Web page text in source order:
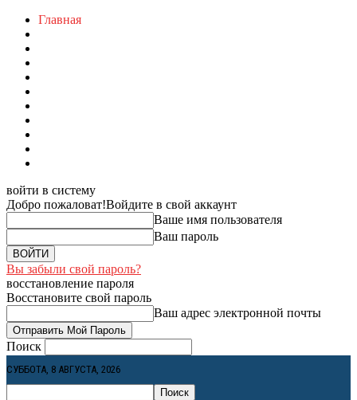
Главная
войти в систему
Добро пожаловат!Войдите в свой аккаунт
Ваше имя пользователя
Ваш пароль
Вы забыли свой пароль?
восстановление пароля
Восстановите свой пароль
Ваш адрес электронной почты
Поиск
СУББОТА, 8 АВГУСТА, 2026